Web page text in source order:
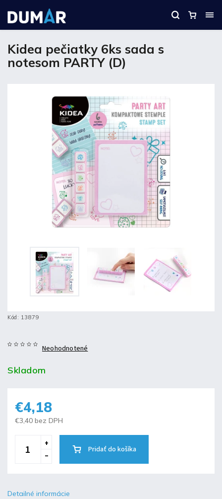
Kidea pečiatky 6ks sada s
notesom PARTY (D)
Kód: 13879
Neohodnotené
Skladom
€4,18
€3,40 bez DPH
Pridať do košíka
Detailné informácie